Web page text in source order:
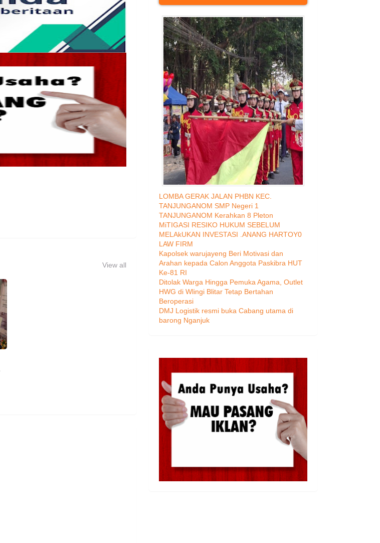
View all
LOMBA GERAK JALAN PHBN KEC.
TANJUNGANOM SMP Negeri 1
TANJUNGANOM Kerahkan 8 Pleton
MiTIGASI RESIKO HUKUM SEBELUM
MELAkUKAN INVESTASI .ANANG HARTOY0
LAW FIRM
Kapolsek warujayeng Beri Motivasi dan
Arahan kepada Calon Anggota Paskibra HUT
Ke-81 RI
Ditolak Warga Hingga Pemuka Agama, Outlet
HWG di Wlingi Blitar Tetap Bertahan
Beroperasi
DMJ Logistik resmi buka Cabang utama di
barong Nganjuk